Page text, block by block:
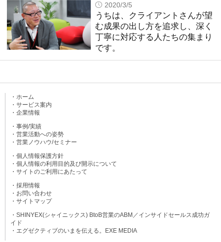
2020/3/5
うちは、クライアントさんが望
む成果の出し方を追求し、深く
丁寧に対応する人たちの集まり
です。
・ホーム
・サービス案内
・企業情報
・事例/実績
・営業活動への姿勢
・営業ノウハウ/セミナー
・個人情報保護方針
・個人情報の利用目的及び開示について
・サイトのご利用にあたって
・採用情報
・お問い合わせ
・サイトマップ
・SHINYEX(シャイニックス) BtoB営業のABM／インサイドセールス成功ガ
イド
・エグゼクティブのいまを伝える。EXE MEDIA